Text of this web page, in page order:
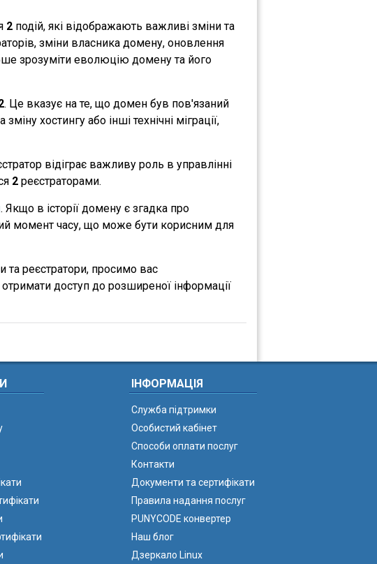
2 подій, які відображають важливі зміни та
зміни власника домену, оновлення
зрозуміти еволюцію домену та його
. Це вказує на те, що домен був пов'язаний
хостингу або інші технічні міграції,
відіграє важливу роль в управлінні
2 реєстраторами.
. Якщо в історії домену є згадка про
момент часу, що може бути корисним для
та реєстратори, просимо вас
доступ до розширеної інформації
ІНФОРМАЦІЯ
Служба підтримки
Особистий кабінет
Способи оплати послуг
Контакти
Документи та сертифікати
Правила надання послуг
PUNYCODE конвертер
Наш блог
Дзеркало Linux